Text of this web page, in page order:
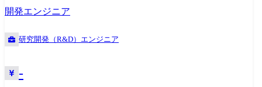
ます。 デザイナー個人の能力育成とあわせてキャリア形成にも取り組ん
でおり、マネジメントになる以外にも、関連会社で経営に携わる、社内
で新規事業に挑戦する、社内の違う部署にチャレンジする、といった事
例があります。今後も挑戦できる環境を提供していきたいと考えていま
価されているポイントです。 テックタッチは「すべてのユーザーがシス
テムを使いこなせる世界に」をミッションに掲げ、生成AIを活用した新
規事業の立ち上げを行なっています。 AIの活用は企業の経営として今後
なくてはならないものになると信じており、特に弊社の顧客基盤である
いただく業務】 AI Central事業部では、BizチームとProductチームが共同
しながら、常に新しいAI技術へのキャッチアップ、トレンド理解、技術
開発エンジニア
研究開発（R&D）エンジニア
-